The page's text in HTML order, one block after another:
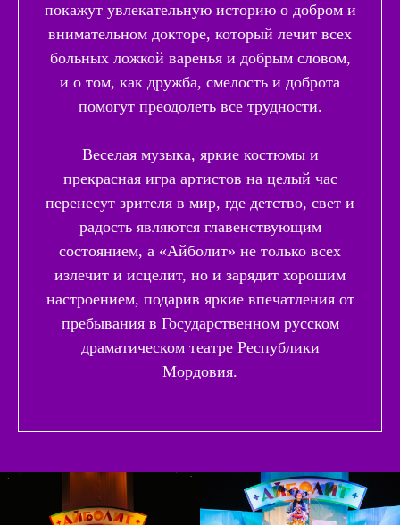
покажут увлекательную историю о добром и
внимательном докторе, который лечит всех
больных ложкой варенья и добрым словом,
и о том, как дружба, смелость и доброта
помогут преодолеть все трудности.
Веселая музыка, яркие костюмы и
прекрасная игра артистов на целый час
перенесут зрителя в мир, где детство, свет и
радость являются главенствующим
состоянием, а «Айболит» не только всех
излечит и исцелит, но и зарядит хорошим
настроением, подарив яркие впечатления от
пребывания в Государственном русском
драматическом театре Республики
Мордовия.